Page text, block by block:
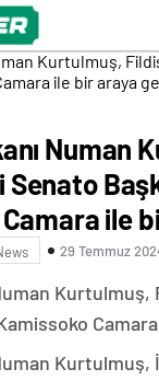
geldi
Numan
ile
29 Temmuz